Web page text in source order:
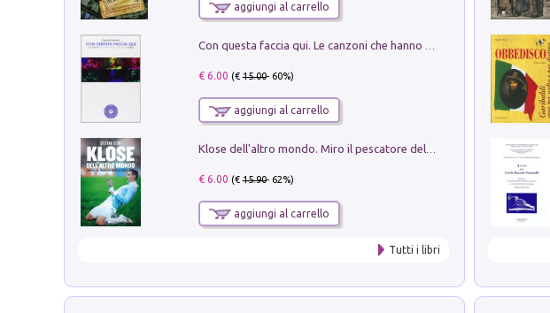
aggiungi al carrello
€ 6.00 (€15.00- 60%)
aggiungi al carrello
Klose dell'altro mondo. Miro il pescatore del goal
€ 6.00 (€15.90- 62%)
aggiungi al carrello
Tutti i libri